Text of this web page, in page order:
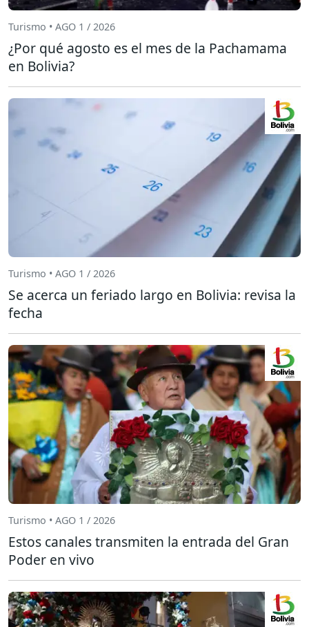
Turismo • AGO 1 / 2026
¿Por qué agosto es el mes de la Pachamama
en Bolivia?
Turismo • AGO 1 / 2026
Se acerca un feriado largo en Bolivia: revisa la
fecha
Turismo • AGO 1 / 2026
Estos canales transmiten la entrada del Gran
Poder en vivo